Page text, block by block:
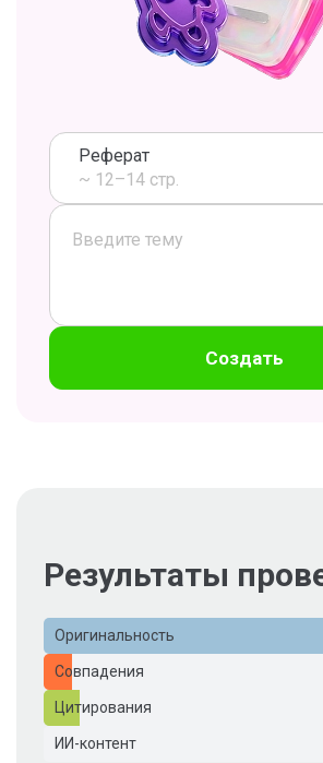
Реферат
~ 12–14 стр.
Создать
Результаты
Оригинальность
Совпадения
Цитирования
ИИ-контент